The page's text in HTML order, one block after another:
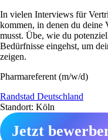
In vielen Interviews für
kommen, in denen du deine
musst. Übe, wie du
Bedürfnisse eingehst, um
zeigen.
Pharmareferent (m/w/d)
Randstad Deutschland
Standort: Köln
Jetzt